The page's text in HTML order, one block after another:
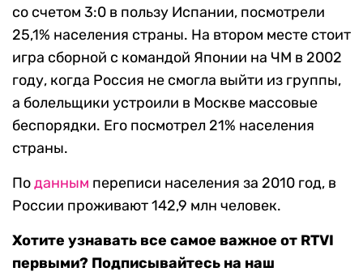
со счетом 3:0 в пользу Испании, посмотрели
25,1% населения страны. На втором месте стоит
игра сборной с командой Японии на ЧМ в 2002
году, когда Россия не смогла выйти из группы,
а болельщики устроили в Москве массовые
беспорядки. Его посмотрел 21% населения
страны.
Поданным переписи населения за 2010 год, в
России проживают 142,9 млн человек.
Хотите узнавать все самое важное от RTVI
первыми? Подписывайтесь на наш